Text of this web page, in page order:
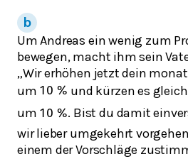
Um Andreas ein wenig zum
bewegen, macht ihm sein
„Wir erhöhen jetzt dein
um 10 % und kürzen es
um 10 %. Bist du damit
wir lieber umgekehrt
einem der Vorschläge